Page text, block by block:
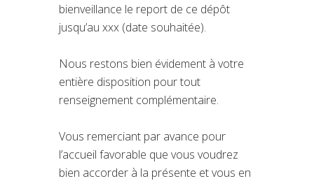
bienveillance le report de ce dépôt
jusqu’au xxx (date souhaitée).
Nous restons bien évidement à votre
entière disposition pour tout
renseignement complémentaire.
Vous remerciant par avance pour
l’accueil favorable que vous voudrez
bien accorder à la présente et vous en